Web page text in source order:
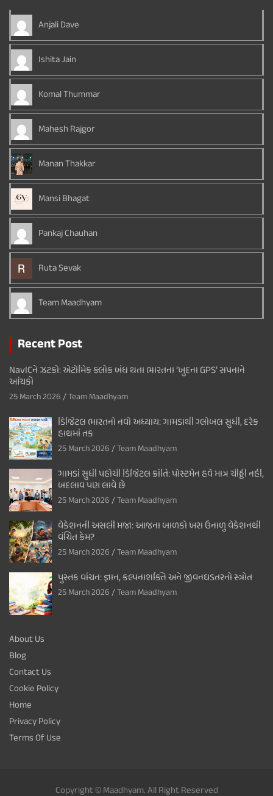
Anjali Dave
Ishita Jain
Komal Thummar
Mahesh Rajgor
Manan Thakkar
Mansi Bhagat
Pankaj Chauhan
Ruta Sevak
Team Maadhyam
Recent Post
NavICને ઝટકો: એટોમિક ક્લોક બંધ થતા ભારતના ‘ખુદના GPS’ સપનાને
આંચકો
25 March 2026 Team Maadhyam
ડિજિટલ ભારતનો નવો અધ્યાય: ગામડાથી ગ્લોબલ સુધી, દરેક
હાથમાં તક
25 March 2026 Team Maadhyam
ગામડાં સુધી પહોંચી ડિજિટલ ક્રાંતિ: પોસ્ટમેન હવે માત્ર ચીઠ્ઠી નહીં,
બદલાવ પણ લાવે છે
25 March 2026 Team Maadhyam
વેકેશનની અસલી મજા: આજના બાળકો ખરા ઉનાળુ વેકેશનથી
વંચિત કેમ?
25 March 2026 Team Maadhyam
પુસ્તક વાંચન: જ્ઞાન, કલ્પનાશક્તિ અને જીવનઘડતરનો સ્ત્રોત
25 March 2026 Team Maadhyam
About Us
Blog
Contact Us
Cookie Policy
Home
Privacy Policy
Terms Of Use
Copyright © Maadhyam. All Right Reserved